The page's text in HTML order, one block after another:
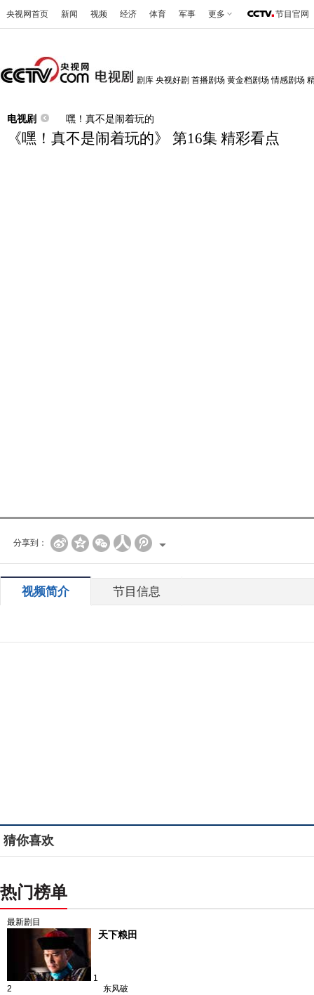
央视网首页 新闻 视频 经济 体育 军事 更多 节目官网
剧库 央视好剧 首播剧场 黄金档剧场 情感剧场
电视剧 嘿！真不是闹着玩的
《嘿！真不是闹着玩的》 第16集 精彩看点
分享到：
视频简介 节目信息
猜你喜欢
热门榜单
最新剧目
1
天下粮田
2
东风破